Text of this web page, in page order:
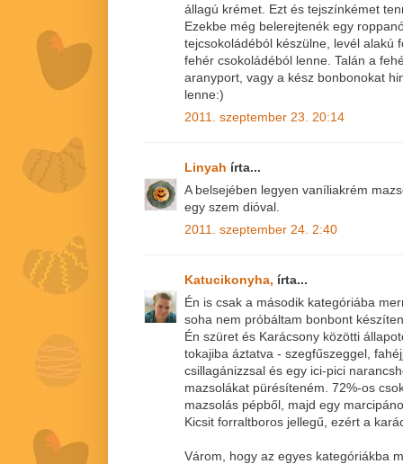
állagú krémet. Ezt és tejszínkémet
Ezekbe még belerejtenék egy
tejcsokoládéból készülne, levél alakú
fehér csokoládéból lenne. Talán a
aranyport, vagy a kész bonbonokat
lenne:)
2011. szeptember 23. 20:14
Linyah írta...
A belsejében legyen vaníliakrém
egy szem dióval.
2011. szeptember 24. 2:40
Katucikonyha, írta...
Én is csak a második kategóriába
soha nem próbáltam bonbont
Én szüret és Karácsony közötti
tokajiba áztatva - szegfűszeggel,
csillagánizzsal és egy ici-pici
mazsolákat pürésíteném. 72%-os
mazsolás pépből, majd egy
Kicsit forraltboros jellegű, ezért a
Várom, hogy az egyes kategóriákba